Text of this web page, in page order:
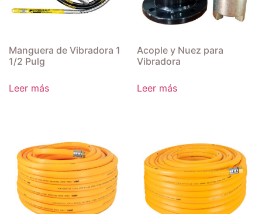
Manguera de Vibradora 1
1/2 Pulg
Leer más
Acople y Nuez para
Vibradora
Leer más